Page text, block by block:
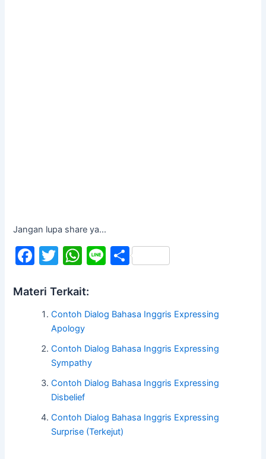
Jangan lupa share ya...
F
c
e
o
k
T
itt
er
W
at
s
A
p
p
Li S
e
Materi Terkait:
Contoh Dialog Bahasa Inggris Expressing
Apology
Contoh Dialog Bahasa Inggris Expressing
Sympathy
Contoh Dialog Bahasa Inggris Expressing
Disbelief
Contoh Dialog Bahasa Inggris Expressing
Surprise (Terkejut)